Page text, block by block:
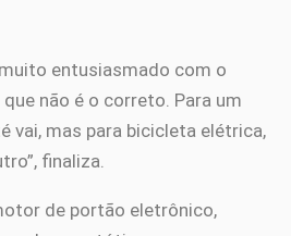
entusiasmado com o
não é o correto. Para um
vai, mas para bicicleta elétrica,
finaliza.